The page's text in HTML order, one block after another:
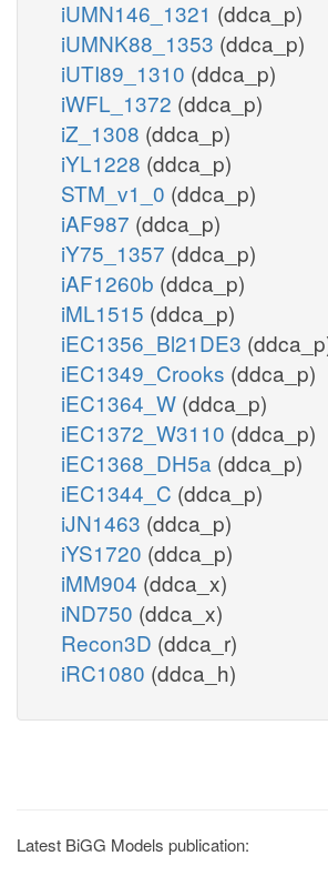
iUMN146_1321 (ddca_p)
iUMNK88_1353 (ddca_p)
iUTI89_1310 (ddca_p)
iWFL_1372 (ddca_p)
iZ_1308 (ddca_p)
iYL1228 (ddca_p)
STM_v1_0 (ddca_p)
iAF987 (ddca_p)
iY75_1357 (ddca_p)
iAF1260b (ddca_p)
iML1515 (ddca_p)
iEC1356_Bl21DE3
iEC1349_Crooks (ddca_p)
iEC1364_W (ddca_p)
iEC1372_W3110 (ddca_p)
iEC1368_DH5a (ddca_p)
iEC1344_C (ddca_p)
iJN1463 (ddca_p)
iYS1720 (ddca_p)
iMM904 (ddca_x)
iND750 (ddca_x)
Recon3D (ddca_r)
iRC1080 (ddca_h)
Latest BiGG Models publication: